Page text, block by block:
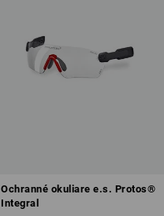
Ochranné okuliare e.s. Protos®
Integral